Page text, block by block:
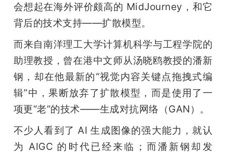
会想起在海外评价颇高的 MidJourney，和它
背后的技术支持——扩散模型。
而来自南洋理工大学计算机科学与工程学院的
助理教授，曾在港中文师从汤晓鸥教授的潘新
钢，却在他最新的“视觉内容关键点拖拽式编
辑”中，果断放弃了扩散模型，而是使用了一
项更“老”的技术——生成对抗网络（GAN）。
不少人看到了 AI 生成图像的强大能力，就认
为 AIGC 的时代已经来临；而潘新钢却发